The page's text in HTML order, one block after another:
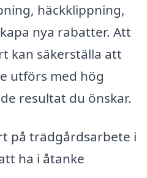
häckklippning,
nya rabatter. Att
kan säkerställa att
utförs med hög
resultat du önskar.
på trädgårdsarbete i
ha i åtanke